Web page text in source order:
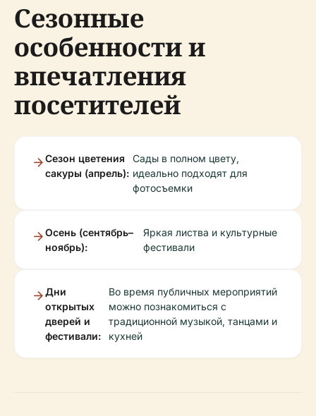
Сезонные
особенности и
впечатления
посетителей
Сезон цветения
сакуры (апрель):
Сады в полном цвету,
идеально подходят для
фотосъемки
Осень (сентябрь–
ноябрь):
Яркая листва и культурные
фестивали
Дни
открытых
дверей и
фестивали:
Во время публичных мероприятий
можно познакомиться с
традиционной музыкой, танцами и
кухней